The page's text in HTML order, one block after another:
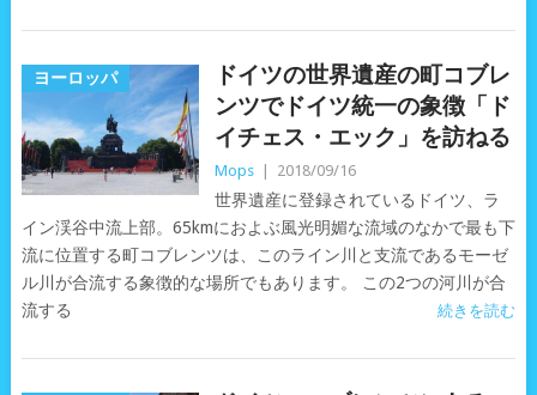
ヨーロッパ
ドイツの世界遺産の町コブレ
ンツでドイツ統一の象徴「ド
イチェス・エック」を訪ねる
Mops 2018/09/16
世界遺産に登録されているドイツ、ラ
イン渓谷中流上部。65kmにおよぶ風光明媚な流域のなかで最も下
流に位置する町コブレンツは、このライン川と支流であるモーゼ
ル川が合流する象徴的な場所でもあります。 この2つの河川が合
流する
続きを読む